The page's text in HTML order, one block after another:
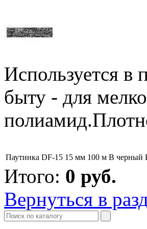
Используется в
быту - для
Паутинка DF-15 15 мм 100 м B черный
Итого: 0 руб.
Вернуться в